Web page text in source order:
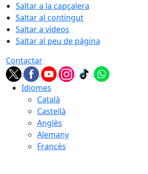
Saltar a la capçalera
Saltar al contingut
Saltar a vídeos
Saltar al peu de pàgina
Contactar
Idiomes
Català
Castellà
Anglès
Alemany
Francès